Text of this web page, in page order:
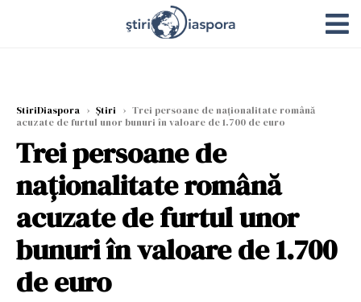
StiriDiaspora › Știri › Trei persoane de naționalitate română
acuzate de furtul unor bunuri în valoare de 1.700 de euro
Trei persoane de
naționalitate română
acuzate de furtul unor
bunuri în valoare de 1.700
de euro